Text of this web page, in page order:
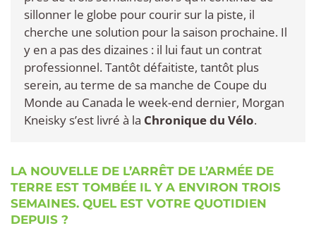
sillonner le globe pour courir sur la piste, il
cherche une solution pour la saison prochaine. Il
y en a pas des dizaines : il lui faut un contrat
professionnel. Tantôt défaitiste, tantôt plus
serein, au terme de sa manche de Coupe du
Monde au Canada le week-end dernier, Morgan
Kneisky s’est livré à la Chronique du Vélo.
LA NOUVELLE DE L’ARRÊT DE L’ARMÉE DE
TERRE EST TOMBÉE IL Y A ENVIRON TROIS
SEMAINES. QUEL EST VOTRE QUOTIDIEN
DEPUIS ?